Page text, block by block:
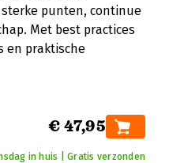
punten, continue
Met best practices
en praktische
€ 47,95
in huis | Gratis verzonden